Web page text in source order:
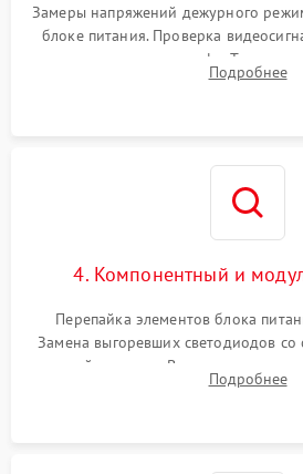
Замеры напряжений дежурного
блоке питания. Проверка
помощью осциллографа.
светодиодных планокПодробнее
4. Компонентный и
Перепайка элементов блока
Замена выгоревших светодиодов
хрупкой матрицы. Восстановление
прошивка микросхем
Подробнее